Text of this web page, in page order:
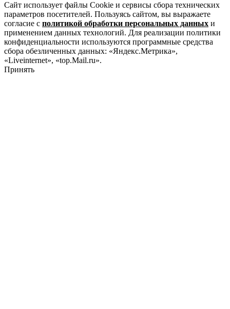
Сайт использует файлы Cookie и сервисы сбора технических
параметров посетителей. Пользуясь сайтом, вы выражаете
согласие с политикой обработки персональных данных и
применением данных технологий. Для реализации политики
конфиденциальности используются программные средства
сбора обезличенных данных: «Яндекс.Метрика»,
«Liveinternet», «top.Mail.ru».
Принять